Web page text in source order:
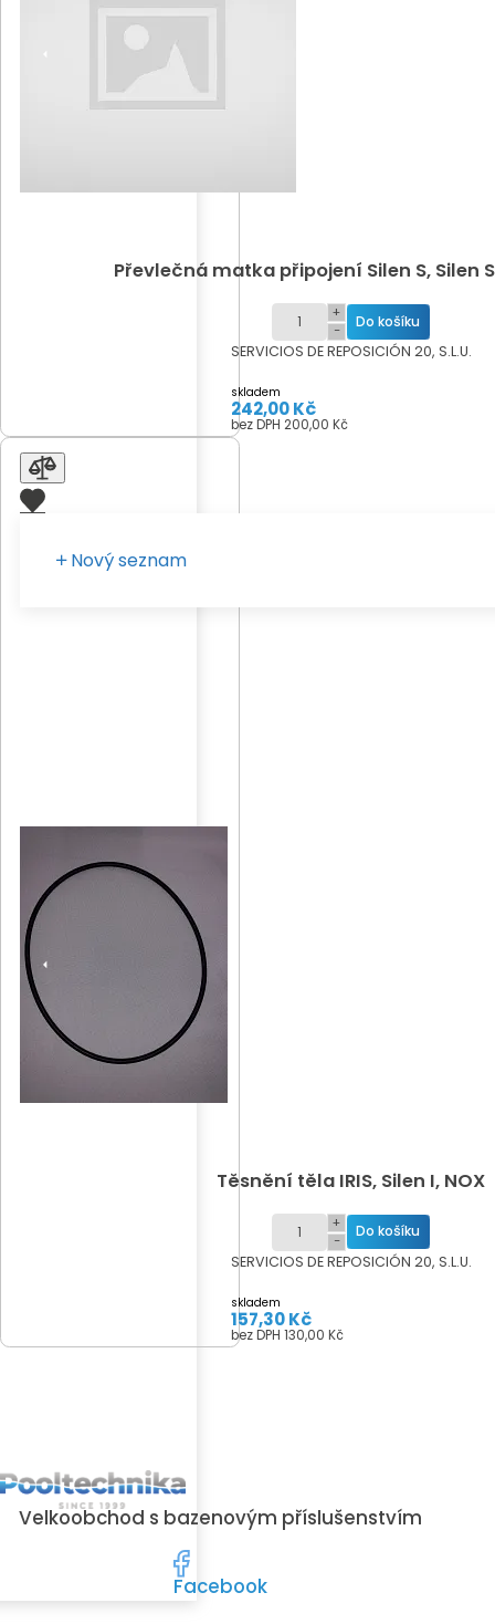
Převlečná matka připojení Silen S, Silen
+
−
SERVICIOS DE REPOSICIÓN 20, S.L.U.
skladem
242,00 Kč
bez DPH 200,00 Kč
Nový seznam
Zadejte vaše pojmenování seznamu
Těsnění těla IRIS, Silen I, NOX
+
−
SERVICIOS DE REPOSICIÓN 20, S.L.U.
skladem
157,30 Kč
bez DPH 130,00 Kč
Velkoobchod s bazenovým příslušenstvím
Facebook